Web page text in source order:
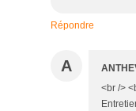
Répondre
A
<br />